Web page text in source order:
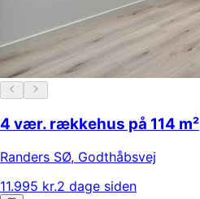
4 vær. rækkehus på 114 m²
Randers SØ, Godthåbsvej
11.995 kr.2 dage siden